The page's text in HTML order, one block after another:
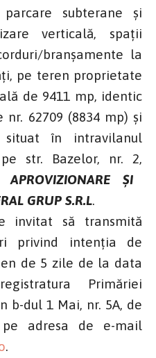
subterane și
verticală, spații
branșamente la
pe teren proprietate
de 9411 mp, identic
62709 (8834 mp) și
în intravilanul
str. Bazelor, nr. 2,
ȘI
GRUP S.R.L.
invitat să transmită
privind intenția de
de 5 zile de la data
Primăriei
b-dul 1 Mai, nr. 5A, de
adresa de e-mail
.